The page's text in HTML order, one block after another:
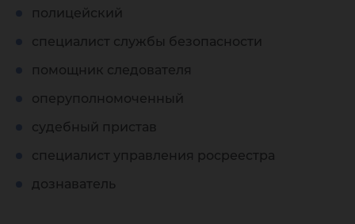
полицейский
специалист службы безопасности
помощник следователя
оперуполномоченный
cудебный пристав
специалист управления росреестра
дознаватель